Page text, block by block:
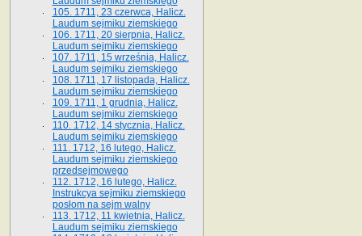
105. 1711, 23 czerwca, Halicz.
Laudum sejmiku ziemskiego
106. 1711, 20 sierpnia, Halicz.
Laudum sejmiku ziemskiego
107. 1711, 15 września, Halicz.
Laudum sejmiku ziemskiego
108. 1711, 17 listopada, Halicz.
Laudum sejmiku ziemskiego
109. 1711, 1 grudnia, Halicz.
Laudum sejmiku ziemskiego
110. 1712, 14 stycznia, Halicz.
Laudum sejmiku ziemskiego
111. 1712, 16 lutego, Halicz.
Laudum sejmiku ziemskiego
przedsejmowego
112. 1712, 16 lutego, Halicz.
Instrukcya sejmiku ziemskiego
posłom na sejm walny
113. 1712, 11 kwietnia, Halicz.
Laudum sejmiku ziemskiego